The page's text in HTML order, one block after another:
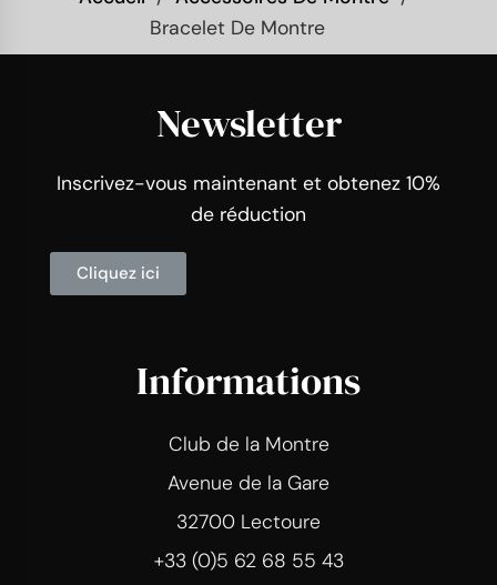
Bracelet De Montre
Newsletter
Inscrivez-vous maintenant et obtenez 10%
de réduction
Cliquez ici
Informations
Club de la Montre
Avenue de la Gare
32700 Lectoure
+33 (0)5 62 68 55 43